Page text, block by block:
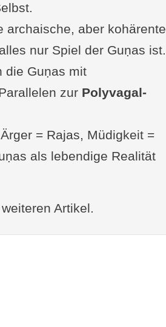
archaische, aber kohärente
nur Spiel der Guṇas ist.
die Guṇas mit
zur Polyvagal-
= Rajas, Müdigkeit =
als lebendige Realität
Artikel.